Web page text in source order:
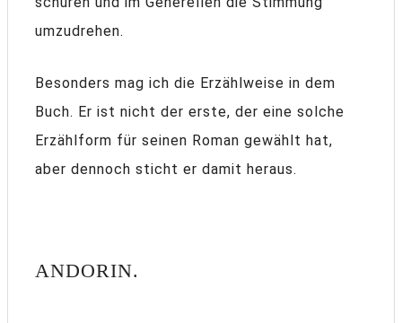
umzudrehen.
Besonders mag ich die Erzählweise in dem
Buch. Er ist nicht der erste, der eine solche
Erzählform für seinen Roman gewählt hat,
aber dennoch sticht er damit heraus.
ANDORIN.